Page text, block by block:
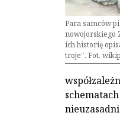
Para samców
nowojorskiego
ich historię
troje”. Fot.